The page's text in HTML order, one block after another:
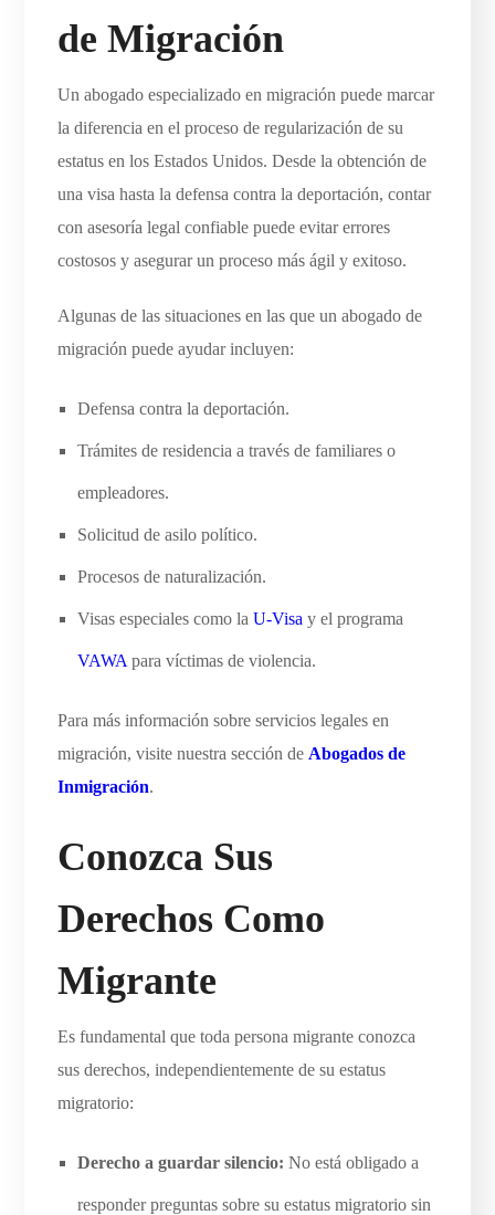
de Migración
Un abogado especializado en migración puede marcar
la diferencia en el proceso de regularización de su
estatus en los Estados Unidos. Desde la obtención de
una visa hasta la defensa contra la deportación, contar
con asesoría legal confiable puede evitar errores
costosos y asegurar un proceso más ágil y exitoso.
Algunas de las situaciones en las que un abogado de
migración puede ayudar incluyen:
Defensa contra la deportación.
Trámites de residencia a través de familiares o
empleadores.
Solicitud de asilo político.
Procesos de naturalización.
Visas especiales como la U-Visa y el programa
VAWA para víctimas de violencia.
Para más información sobre servicios legales en
migración, visite nuestra sección de Abogados de
Inmigración.
Conozca Sus
Derechos Como
Migrante
Es fundamental que toda persona migrante conozca
sus derechos, independientemente de su estatus
migratorio:
Derecho a guardar silencio: No está obligado a
responder preguntas sobre su estatus migratorio sin